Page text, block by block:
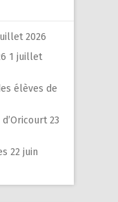
2026
1 juillet
élèves de
23
22 juin